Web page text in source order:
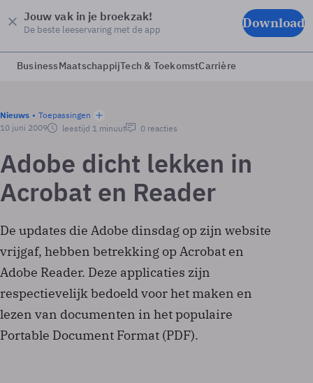
Jouw vak in je broekzak!
De beste leeservaring met de app Download
BusinessMaatschappijTech & ToekomstCarrière
Nieuws
Toepassingen
10 juni 2009
leestijd 1 minuut 0 reacties
Adobe dicht lekken in
Acrobat en Reader
De updates die Adobe dinsdag op zijn website
vrijgaf, hebben betrekking op Acrobat en
Adobe Reader. Deze applicaties zijn
respectievelijk bedoeld voor het maken en
lezen van documenten in het populaire
Portable Document Format (PDF).